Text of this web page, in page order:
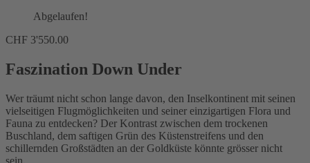
Abgelaufen!
CHF 3'550.00
Faszination Down Under
Wer träumt nicht schon lange davon, den Inselkontinent mit seinen
vielseitigen Flugmöglichkeiten und seiner einzigartigen Flora und
Fauna zu entdecken? Der Kontrast zwischen dem trockenen
Buschland, dem saftigen Grün des Küstenstreifens und den
schillernden Großstädten an der Goldküste könnte grösser nicht
sein.